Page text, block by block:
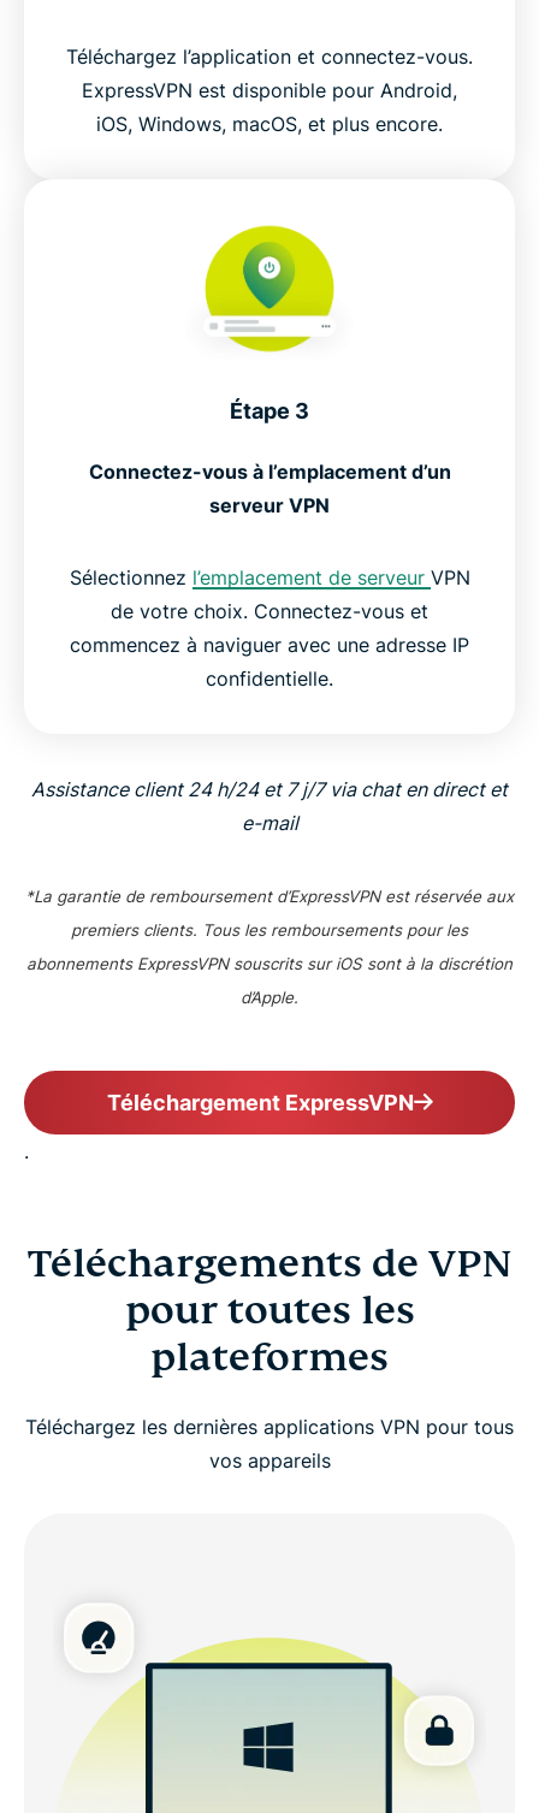
Téléchargez l’application et connectez-vous.
ExpressVPN est disponible pour Android,
iOS, Windows, macOS, et plus encore.
Étape 3
Connectez-vous à l’emplacement d’un
serveur VPN
Sélectionnez l’emplacement de serveur VPN
de votre choix. Connectez-vous et
commencez à naviguer avec une adresse IP
confidentielle.
Assistance client 24 h/24 et 7 j/7 via chat en direct et
e-mail
*La garantie de remboursement d’ExpressVPN est réservée aux
premiers clients. Tous les remboursements pour les
abonnements ExpressVPN souscrits sur iOS sont à la discrétion
d’Apple.
Téléchargement ExpressVPN
.
Téléchargements de VPN
pour toutes les
plateformes
Téléchargez les dernières applications VPN pour tous
vos appareils